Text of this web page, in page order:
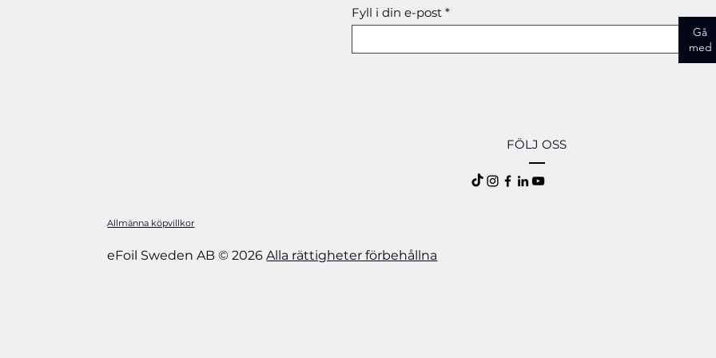
Fyll i din e-post
Gå
med
FÖLJ OSS
Allmänna köpvillkor
eFoil Sweden AB © 2026Alla rättigheter förbehållna
fukt och saltvatten tränger in för att förbättra